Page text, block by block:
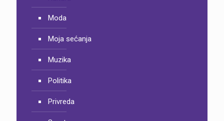
Moda
Moja sećanja
Muzika
Politika
Privreda